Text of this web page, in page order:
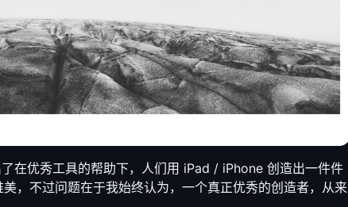
在优秀工具的帮助下，人们用 iPad / iPhone 创造出一件件
，不过问题在于我始终认为，一个真正优秀的创造者，从来